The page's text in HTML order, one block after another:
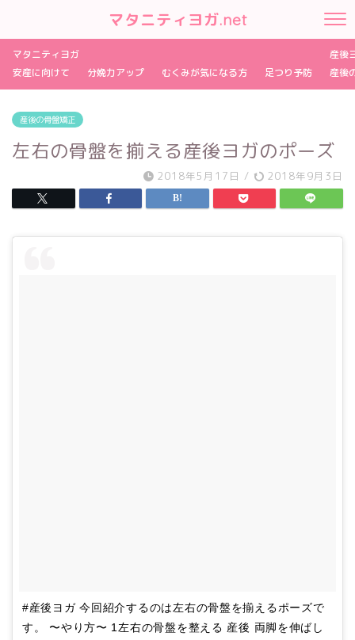
マタニティヨガ.net
マタニティヨガ
安産に向けて
分娩力アップ むくみが気になる方 足つり予防
産後
産後
産後の骨盤矯正
左右の骨盤を揃える産後ヨガのポーズ
2018年5月17日 / 2018年9月3日
#産後ヨガ 今回紹介するのは左右の骨盤を揃えるポーズで
す。 〜やり方〜 1左右の骨盤を整える 産後 両脚を伸ばし